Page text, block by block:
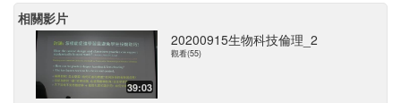
相關影片
39:03
20200915生物科技倫理_2
觀看(55)